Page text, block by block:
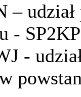
–
-
-